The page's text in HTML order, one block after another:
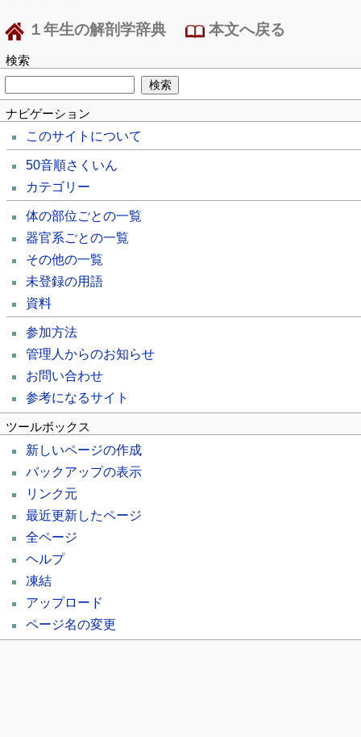
１年生の解剖学辞典 本文へ戻る
検索
ナビゲーション
このサイトについて
50音順さくいん
カテゴリー
体の部位ごとの一覧
器官系ごとの一覧
その他の一覧
未登録の用語
資料
参加方法
管理人からのお知らせ
お問い合わせ
参考になるサイト
ツールボックス
新しいページの作成
バックアップの表示
リンク元
最近更新したページ
全ページ
ヘルプ
凍結
アップロード
ページ名の変更